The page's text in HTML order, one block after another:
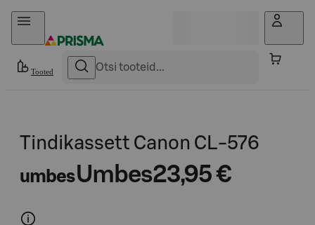
Otse sisu juurde
Tooted
Tindikassett Canon CL-576
umbesUmbes23,95 €